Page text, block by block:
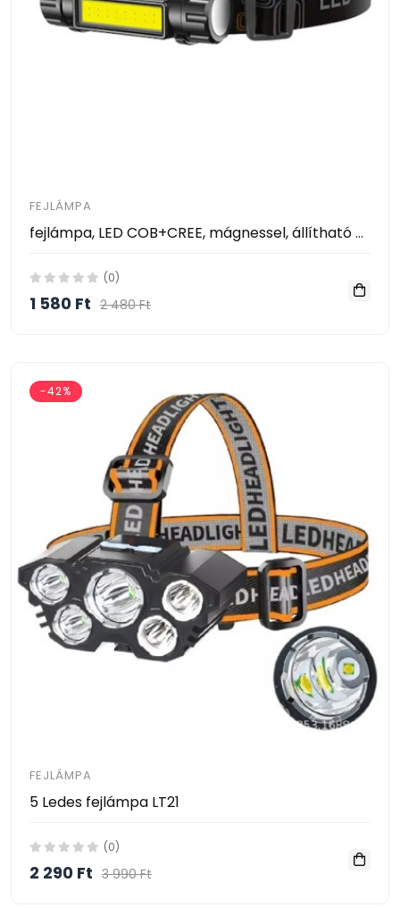
FEJLÁMPA
fejlámpa, LED COB+CREE, mágnessel, állítható pánttal, 200 lm, USB
(0)
1 580 Ft 2 480 Ft
-42%
FEJLÁMPA
5 Ledes fejlámpa LT21
(0)
2 290 Ft 3 990 Ft